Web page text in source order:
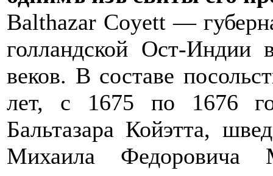
Balthazar Coyett —
голландской Ост-
веков. В составе
лет, с 1675 по 1676
Бальтазара Койэтта,
Михаила